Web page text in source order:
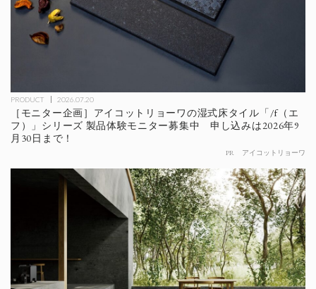
PRODUCT 2026.07.20
［モニター企画］アイコットリョーワの湿式床タイル「/f（エ
フ）」シリーズ 製品体験モニター募集中 申し込みは2026年9
月30日まで！
PR アイコットリョーワ